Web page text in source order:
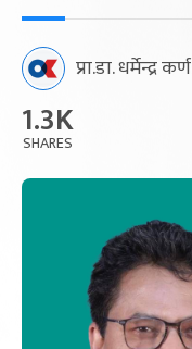
प्रा.डा. धर्मेन्द्र कर्ण
1.3K
SHARES